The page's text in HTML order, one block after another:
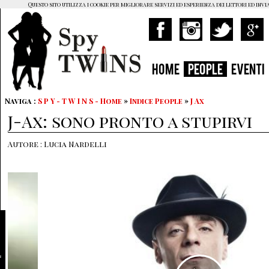
HOME PEOPLE EVENTI
Naviga : S P Y - T W I N S - Home »Indice People »J Ax
J-Ax: sono pronto a stupirvi
Autore : Lucia Nardelli
Questo sito utilizza i cookie per migliorare servizi ed esperienza dei lettori ed